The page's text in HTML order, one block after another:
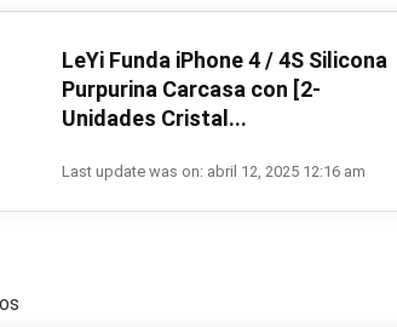
LeYi Funda iPhone 4 / 4S Silicona
Purpurina Carcasa con [2-
Unidades Cristal...
Last update was on: abril 12, 2025 12:16 am